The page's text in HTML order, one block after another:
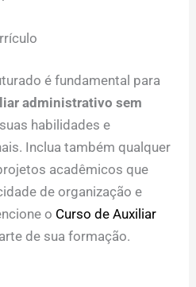
é fundamental para
administrativo sem
habilidades e
Inclua também qualquer
acadêmicos que
de organização e
o Curso de Auxiliar
de sua formação.